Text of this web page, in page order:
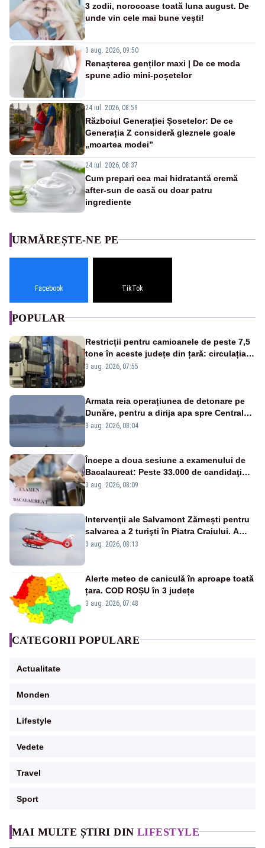
3 zodii, norocoase toată luna august. De
unde vin cele mai bune vești!
3 aug. 2026, 09:50
Renașterea genților maxi | De ce moda
spune adio mini-poșetelor
24 iul. 2026, 08:59
Războiul Generației Șosetelor: De ce
Generația Z consideră gleznele goale
„moartea modei”
24 iul. 2026, 08:37
Cum prepari cea mai hidratantă cremă
after-sun de casă cu doar patru
ingrediente
MAI MULTE ȘTIRI DIN LIFESTYLE
URMĂREȘTE-NE PE
Facebook TikTok
POPULAR
Restricții pentru camioanele de peste 7,5
tone în aceste județe din țară: circulația
este interzisă luni, între orele 12:00 și
3 aug. 2026, 07:55
Armata reia operațiunea de detonare pe
Dunăre, pentru a dirija apa spre Centrala
Cernavodă
3 aug. 2026, 08:04
Începe a doua sesiune a examenului de
Bacalaureat: Peste 33.000 de candidaţi
înscrişi
3 aug. 2026, 08:09
Intervenţii ale Salvamont Zărnești pentru
salvarea a 2 turişti în Piatra Craiului. A
fost solicitat elicopterul SMURD
3 aug. 2026, 08:13
Alerte meteo de caniculă în aproape toată
țara. COD ROȘU în 3 județe
3 aug. 2026, 07:48
CATEGORII POPULARE
Actualitate
Monden
Lifestyle
Vedete
Travel
Sport